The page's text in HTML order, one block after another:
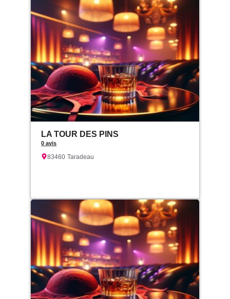
LA TOUR DES PINS
0 avis
83460 Taradeau